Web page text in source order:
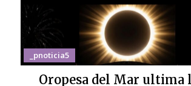
_pnoticia5
Oropesa del Mar ultima